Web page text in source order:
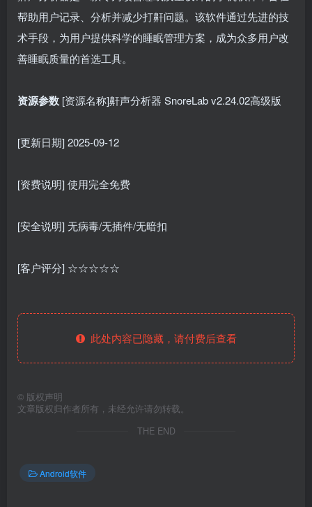
帮助用户记录、分析并减少打鼾问题。该软件通过先进的技
术手段，为用户提供科学的睡眠管理方案，成为众多用户改
善睡眠质量的首选工具。
资源参数 [资源名称]鼾声分析器 SnoreLab v2.24.02高级版
[更新日期] 2025-09-12
[资费说明] 使用完全免费
[安全说明] 无病毒/无插件/无暗扣
[客户评分] ☆☆☆☆☆
此处内容已隐藏，请付费后查看
© 版权声明
文章版权归作者所有，未经允许请勿转载。
THE END
Android软件